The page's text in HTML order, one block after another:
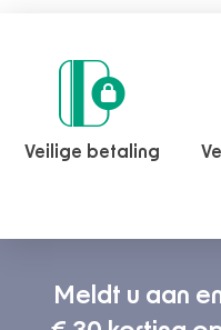
Veilige betaling
Meldt u aan